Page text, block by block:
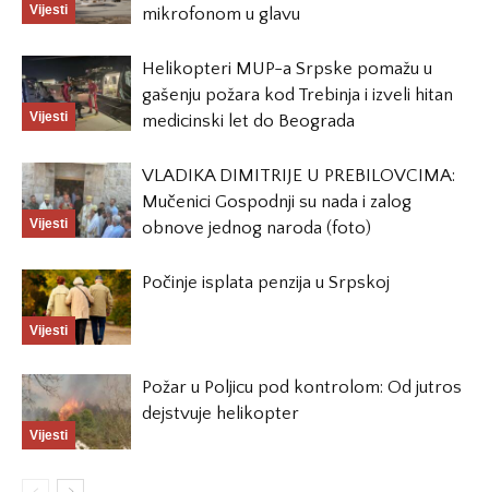
Vijesti
mikrofonom u glavu
Vijesti
Helikopteri MUP-a Srpske pomažu u
gašenju požara kod Trebinja i izveli hitan
medicinski let do Beograda
Vijesti
VLADIKA DIMITRIJE U PREBILOVCIMA:
Mučenici Gospodnji su nada i zalog
obnove jednog naroda (foto)
Vijesti
Počinje isplata penzija u Srpskoj
Vijesti
Požar u Poljicu pod kontrolom: Od jutros
dejstvuje helikopter